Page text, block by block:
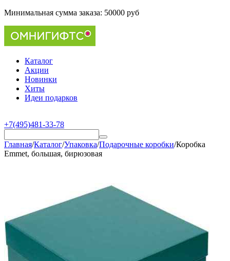
Минимальная сумма заказа: 50000 руб
Каталог
Акции
Новинки
Хиты
Идеи подарков
+7(495)481-33-78
Главная/Каталог/Упаковка/Подарочные коробки/Коробка
Emmet, большая, бирюзовая